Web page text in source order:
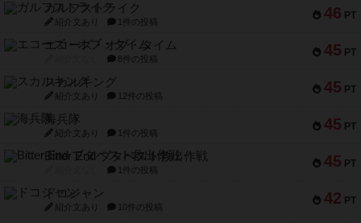
46 PT
ガルフストライク
紹介文あり 1件の投稿
45 PT
エコーズ・オブ・タイム
8件の投稿
45 PT
スカルキング
紹介文あり 12件の投稿
45 PT
海兵隊
紹介文あり 1件の投稿
45 PT
Bitter End ブタペスト救出作戦
1件の投稿
42 PT
ドコジャン
紹介文あり 10件の投稿